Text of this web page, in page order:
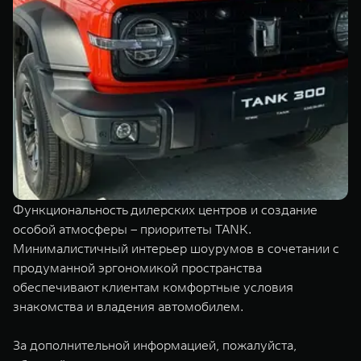
Функциональность дилерских центров и создание
особой атмосферы – приоритеты TANK.
Минималистичный интерьер шоурумов в сочетании с
продуманной эргономикой пространства
обеспечивают клиентам комфортные условия
знакомства и владения автомобилем.
За дополнительной информацией, пожалуйста,